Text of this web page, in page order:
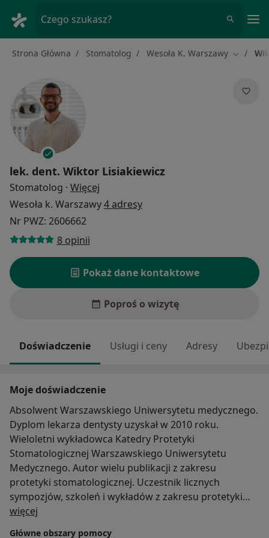
Czego szukasz?
Strona Główna Stomatolog Wesoła K. Warszawy Zmień
lek. dent. Wiktor Lisiakiewicz
Stomatolog · Więcej
Wesoła k. Warszawy4 adresy
Nr PWZ: 2606662
8 opinii
Pokaż dane kontaktowe
Poproś o wizytę
Doświadczenie Usługi i ceny Adresy
Moje doświadczenie
Absolwent Warszawskiego Uniwersytetu medycznego.
Dyplom lekarza dentysty uzyskał w 2010 roku.
Wieloletni wykładowca Katedry Protetyki
Stomatologicznej Warszawskiego Uniwersytetu
Medycznego. Autor wielu publikacji z zakresu
protetyki stomatologicznej. Uczestnik licznych
sympozjów, szkoleń i wykładów z zakresu protetyki
stomatologicznej i implantologii. Prywatnie kochający
mąż i wyjątkowy ojciec dwóch synów. Pasjonat
więcej
Główne obszary pomocy